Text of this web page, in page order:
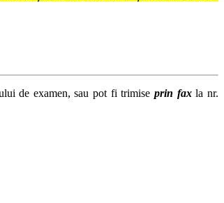
de examen, sau pot fi trimise prin faxla nr.